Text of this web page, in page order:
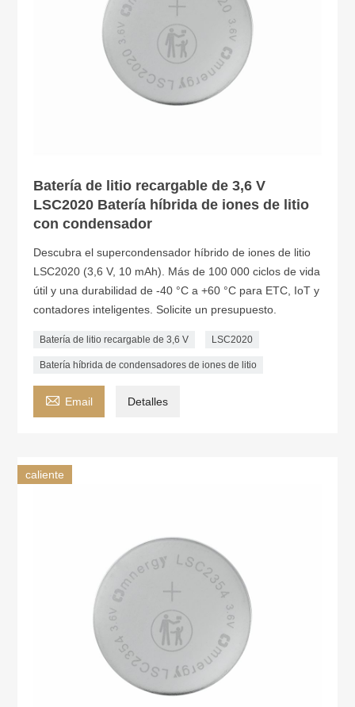
Batería de litio recargable de 3,6 V
LSC2020 Batería híbrida de iones de litio
con condensador
Descubra el supercondensador híbrido de iones de litio
LSC2020 (3,6 V, 10 mAh). Más de 100 000 ciclos de vida
útil y una durabilidad de -40 °C a +60 °C para ETC, IoT y
contadores inteligentes. Solicite un presupuesto.
Batería de litio recargable de 3,6 V LSC2020
Batería híbrida de condensadores de iones de litio
 Email Detalles
caliente